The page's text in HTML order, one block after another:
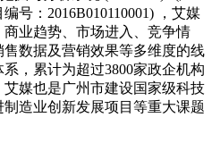
号：2016B010110001) ，艾媒
业趋势、市场进入、竞争情
数据及营销效果等多维度的线
，累计为超过3800家政企机构
媒也是广州市建设国家级科技
造业创新发展项目等重大课题